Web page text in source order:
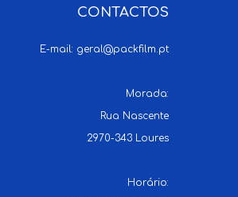
CONTACTOS
E-mail: geral@packfilm.pt
Morada:
Rua Nascente
2970-343 Loures
Horário: